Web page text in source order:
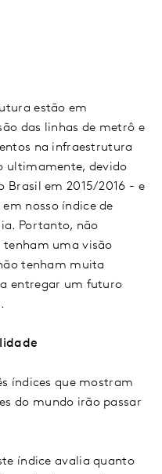
estão em
das linhas de metrô e
na infraestrutura
ultimamente, devido
Brasil em 2015/2016 - e
nosso índice de
Portanto, não
tenham uma visão
tenham muita
entregar um futuro
índices que mostram
do mundo irão passar
índice avalia quanto